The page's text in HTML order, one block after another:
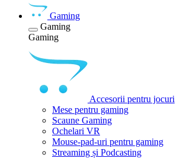
Gaming
Gaming
Gaming
Accesorii pentru jocuri
Mese pentru gaming
Scaune Gaming
Ochelari VR
Mouse-pad-uri pentru gaming
Streaming și Podcasting